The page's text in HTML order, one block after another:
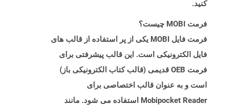
کنید.
فرمت MOBI چیست؟
فرمت فایل MOBI یکی از پر استفاده از قالب های
فایل الکترونیکی است. این قالب پیشرفتی برای
فرمت OEB قدیمی (قالب کتاب الکترونیکی باز)
است و به عنوان قالب اختصاصی برای
Mobipocket Reader استفاده می شود. مانند